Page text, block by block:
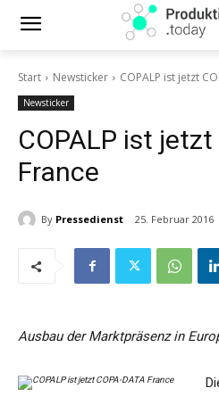
Start Newsticker COPALP ist jetzt
Newsticker
COPALP ist jetzt
France
By Pressedienst 25. Februar 2016
Ausbau der Marktpräsenz in